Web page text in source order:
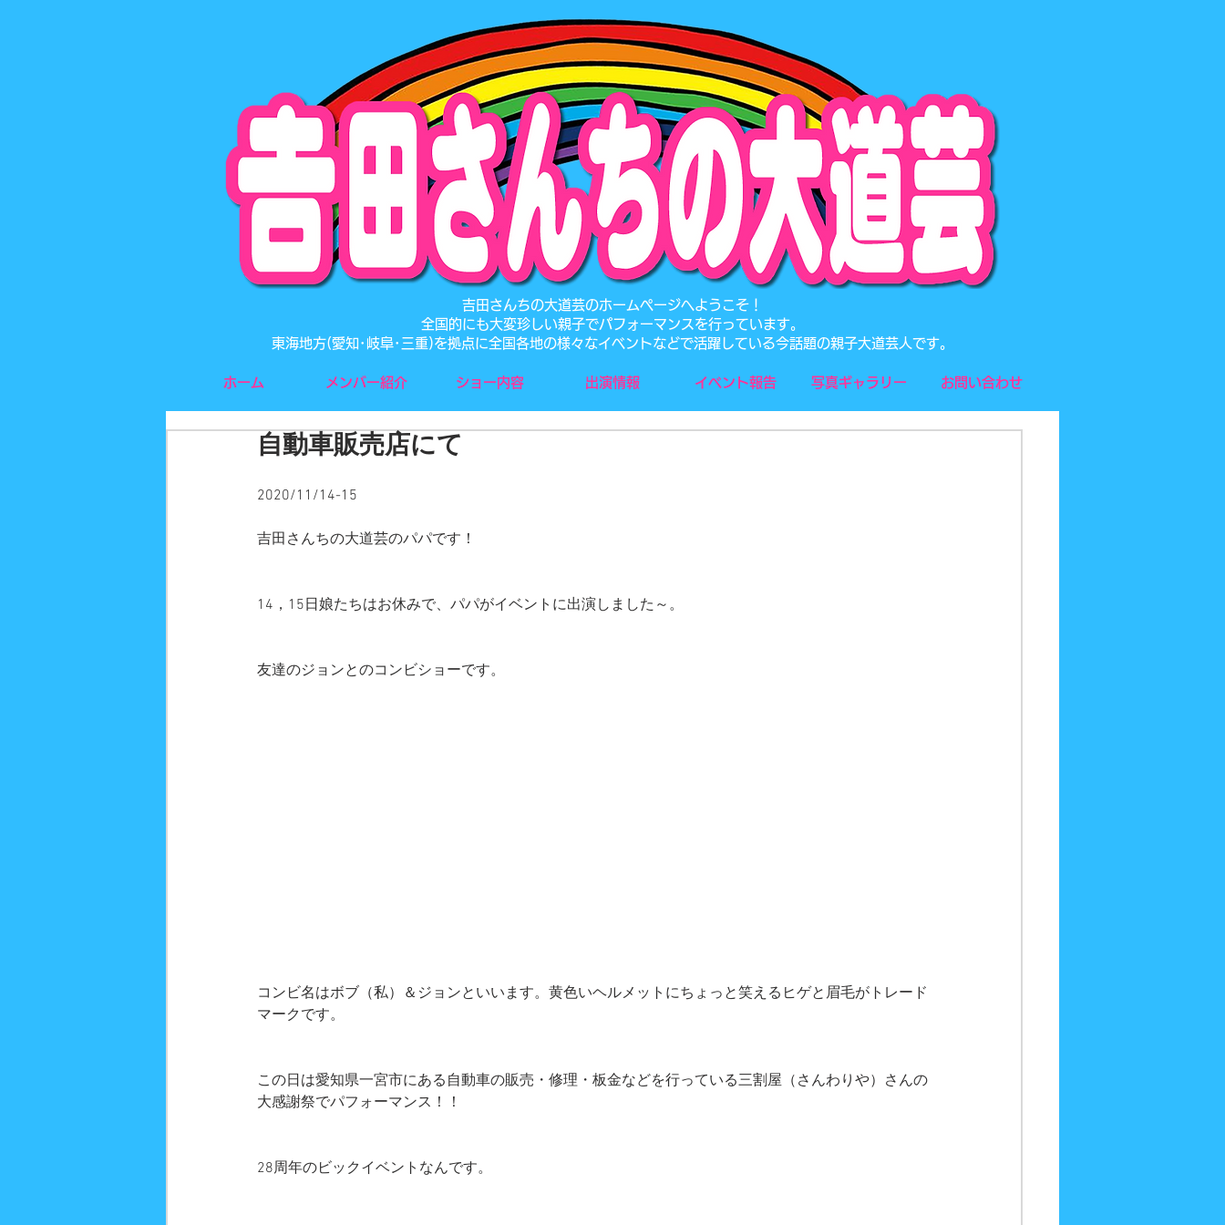
​吉田さんちの大道芸のホームページへようこそ！
全国的にも大変珍しい親子でパフォーマンスを行っています。
東海地方(愛知･岐阜･三重)を拠点に全国各地の様々なイベントなどで活躍している今話題の親子大道芸人です。
ホーム メンバー紹介 ショー内容 出演情報 イベント報告 写真ギャラリー お問い合わせ
自動車販売店にて
2020/11/14-15
吉田さんちの大道芸のパパです！
14，15日娘たちはお休みで、パパがイベントに出演しました～。
友達のジョンとのコンビショーです。
コンビ名はボブ（私）＆ジョンといいます。黄色いヘルメットにちょっと笑えるヒゲと眉毛がトレード
マークです。
この日は愛知県一宮市にある自動車の販売・修理・板金などを行っている三割屋（さんわりや）さんの
大感謝祭でパフォーマンス！！
28周年のビックイベントなんです。